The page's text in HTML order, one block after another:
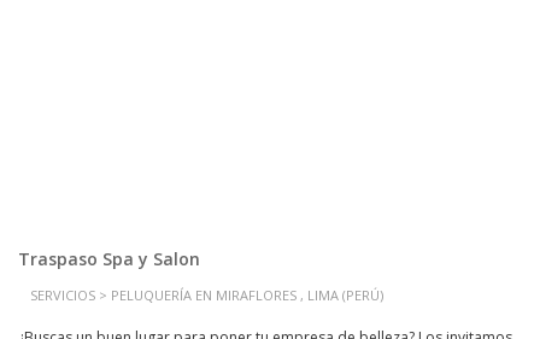
Traspaso Spa y Salon
SERVICIOS > PELUQUERÍA EN MIRAFLORES , LIMA (PERÚ)